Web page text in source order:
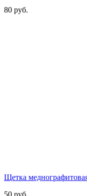
80 руб.
Щетка